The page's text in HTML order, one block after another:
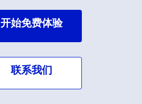
开始免费体验
联系我们